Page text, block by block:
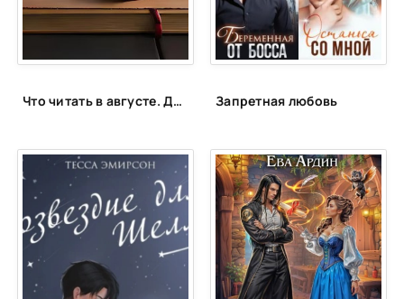
Что читать в августе. Длинный список вышедших и планируемых книжных новинок (включая переиздания) Запретная любовь